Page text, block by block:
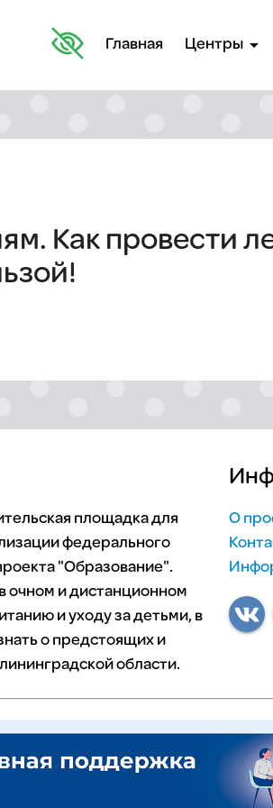
Главная Центры arrow_drop_down
Как провести
площадка для
федерального
"Образование".
очном и дистанционном
и уходу за детьми, в
о предстоящих и
области.
О